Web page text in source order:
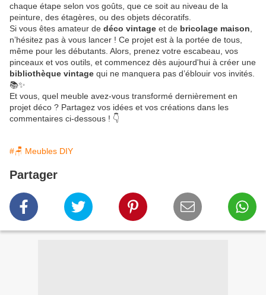
chaque étape selon vos goûts, que ce soit au niveau de la
peinture, des étagères, ou des objets décoratifs.
Si vous êtes amateur de déco vintage et de bricolage maison
n’hésitez pas à vous lancer ! Ce projet est à la portée de tous,
même pour les débutants. Alors, prenez votre escabeau, vos
pinceaux et vos outils, et commencez dès aujourd'hui à créer une
bibliothèque vintage qui ne manquera pas d’éblouir vos invités.
📚✨
Et vous, quel meuble avez-vous transformé dernièrement en
projet déco ? Partagez vos idées et vos créations dans les
commentaires ci-dessous ! 👇
#🪑 Meubles DIY
Partager